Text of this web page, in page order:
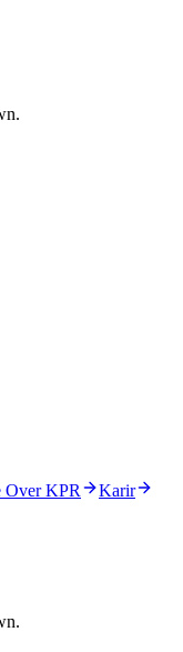
Over KPR
Karir